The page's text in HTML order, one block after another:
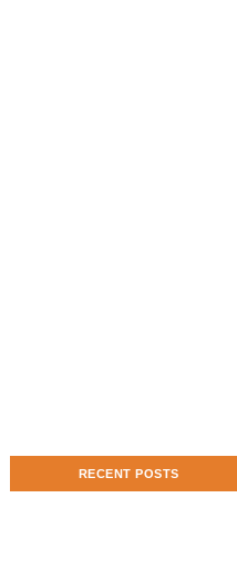
RECENT POSTS